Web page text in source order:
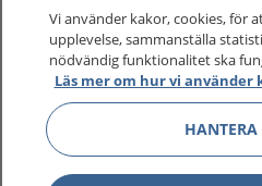
1177 på flera språk
Vi använder kakor, cookies, för
upplevelse, sammanställa
nödvändig funktionalitet ska
Läs mer om hur vi använder
HANTERA